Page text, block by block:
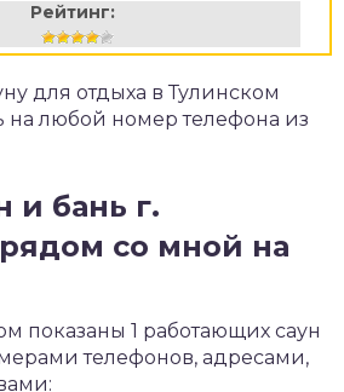
Рейтинг:
для отдыха в Тулинском
на любой номер телефона из
и бань г.
со мной на
показаны 1 работающих саун
телефонов, адресами,